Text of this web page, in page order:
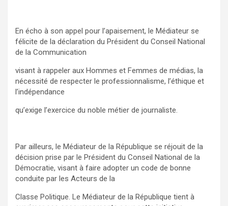
En écho à son appel pour l’apaisement, le Médiateur se
félicite de la déclaration du Président du Conseil National
de la Communication
visant à rappeler aux Hommes et Femmes de médias, la
nécessité de respecter le professionnalisme, l’éthique et
l’indépendance
qu’exige l’exercice du noble métier de journaliste.
Par ailleurs, le Médiateur de la République se réjouit de la
décision prise par le Président du Conseil National de la
Démocratie, visant à faire adopter un code de bonne
conduite par les Acteurs de la
Classe Politique. Le Médiateur de la République tient à